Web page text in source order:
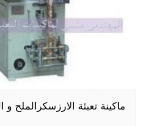
ماكينة تعبئة الارزسكرالملح و